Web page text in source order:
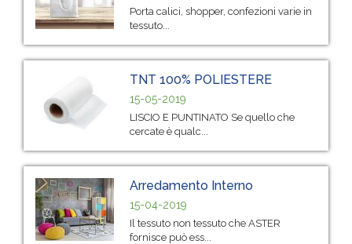
Porta calici, shopper, confezioni varie in
tessuto...
TNT 100% POLIESTERE
15-05-2019
LISCIO E PUNTINATO Se quello che
cercate è qualc...
Arredamento Interno
15-04-2019
Il tessuto non tessuto che ASTER
fornisce può ess...